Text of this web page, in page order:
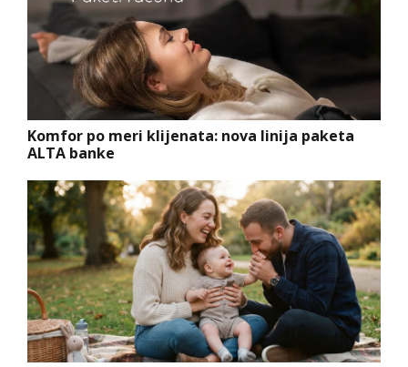
Komfor po meri klijenata: nova linija paketa
ALTA banke